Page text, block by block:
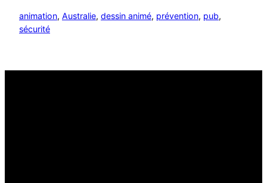
animation, Australie, dessin animé, prévention, pub
sécurité